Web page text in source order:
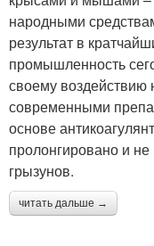
народными
результат в
промышленность
своему
современными
основе
пролонгировано и
грызунов.
читать дальше →